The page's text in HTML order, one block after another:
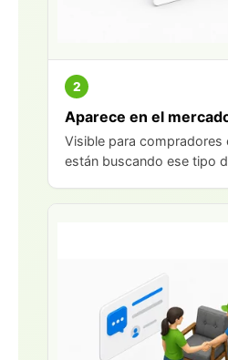
2
Aparece en el
Visible para compradores
están buscando ese tipo